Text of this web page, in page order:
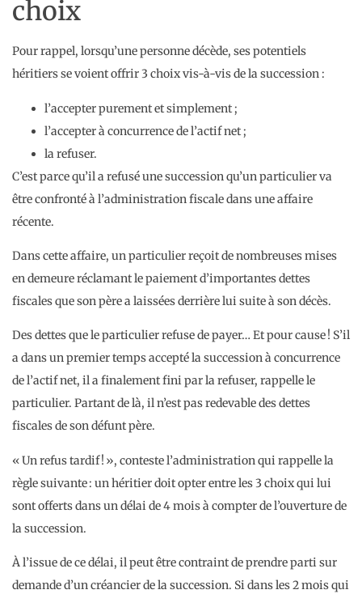
choix
Pour rappel, lorsqu’une personne décède, ses potentiels
héritiers se voient offrir 3 choix vis-à-vis de la succession :
l’accepter purement et simplement ;
l’accepter à concurrence de l’actif net ;
la refuser.
C’est parce qu’il a refusé une succession qu’un particulier va
être confronté à l’administration fiscale dans une affaire
récente.
Dans cette affaire, un particulier reçoit de nombreuses mises
en demeure réclamant le paiement d’importantes dettes
fiscales que son père a laissées derrière lui suite à son décès.
Des dettes que le particulier refuse de payer… Et pour cause ! S’il
a dans un premier temps accepté la succession à concurrence
de l’actif net, il a finalement fini par la refuser, rappelle le
particulier. Partant de là, il n’est pas redevable des dettes
fiscales de son défunt père.
« Un refus tardif ! », conteste l’administration qui rappelle la
règle suivante : un héritier doit opter entre les 3 choix qui lui
sont offerts dans un délai de 4 mois à compter de l’ouverture de
la succession.
À l’issue de ce délai, il peut être contraint de prendre parti sur
demande d’un créancier de la succession. Si dans les 2 mois qui